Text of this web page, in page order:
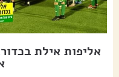
אליפות אילת